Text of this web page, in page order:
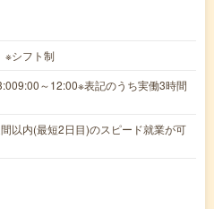
※シフト制
～12:00※表記のうち実働3時間
以内(最短2日目)のスピード就業が可